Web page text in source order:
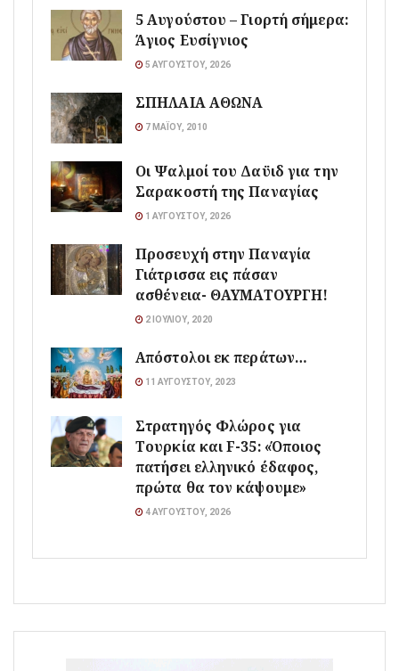
5 Αυγούστου – Γιορτή σήμερα:
Άγιος Ευσίγνιος
5 ΑΥΓΟΎΣΤΟΥ, 2026
ΣΠΗΛΑΙΑ ΑΘΩΝΑ
7 ΜΑΪ́ΟΥ, 2010
Οι Ψαλμοί του Δαϋιδ για την
Σαρακοστή της Παναγίας
1 ΑΥΓΟΎΣΤΟΥ, 2026
Προσευχή στην Παναγία
Γιάτρισσα εις πάσαν
ασθένεια- ΘΑΥΜΑΤΟΥΡΓΗ!
2 ΙΟΥΛΊΟΥ, 2020
Απόστολοι εκ περάτων…
11 ΑΥΓΟΎΣΤΟΥ, 2023
Στρατηγός Φλώρος για
Τουρκία και F-35: «Όποιος
πατήσει ελληνικό έδαφος,
πρώτα θα τον κάψουμε»
4 ΑΥΓΟΎΣΤΟΥ, 2026